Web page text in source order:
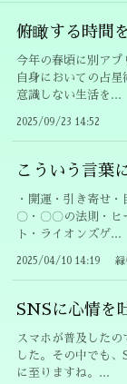
俯瞰する時間
今年の春頃に別アプ
自身においての占
意識しない生活を...
2025/09/23 14:52
こういう言葉
・開運・引き寄せ
〇・〇〇の法則・ヒ
ト・ライオンズゲ...
2025/04/10 14:19
SNSに心情を
スマホが普及した
した。その中でも
に至りますね。...